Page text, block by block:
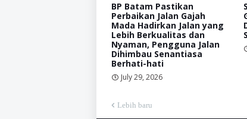
BP Batam Pastikan
Perbaikan Jalan Gajah
Mada Hadirkan Jalan yang
Lebih Berkualitas dan
Nyaman, Pengguna Jalan
Dihimbau Senantiasa
Berhati-hati
July 29, 2026
Lebih baru